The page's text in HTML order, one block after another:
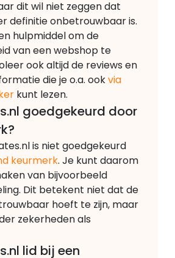
dit wil niet zeggen dat
definitie onbetrouwbaar is.
hulpmiddel om de
van een webshop te
ook altijd de reviews en
die je o.a. ookvia
kunt lezen.
goedgekeurd door
is niet goedgekeurd
keurmerk. Je kunt daarom
van bijvoorbeeld
Dit betekent niet dat de
hoeft te zijn, maar
zekerheden als
lid bij een